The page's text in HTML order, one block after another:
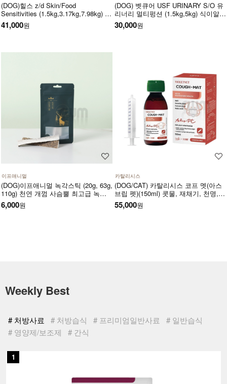
(DOG)힐스 z/d Skin/Food
Sensitivities (1.5kg,3.17kg,7.98kg) 식
이민감증 피부질환 위장관계-처방식,
처방사료
41,000원
(DOG) 벳큐어 USF URINARY S/O 유
리너리 멀티펑션 (1.5kg,5kg) 식이알러
지 결석관리 가수분해 면역건강 피부
관리 피모관리에 도움
30,000원
이프애니멀
(DOG)이프애니멀 녹각스틱 (20g, 63g,
110g) 천연 개껌 사슴뿔 최고급 녹각
덴탈껌 노니함유 덴탈 영양간식
6,000원
카탈리시스
(DOG/CAT) 카탈리시스 코프 멧(아스
브립 펫)(150ml) 콧물, 재채기, 천명,
호흡기도 건조, 기침 등 호흡기도 및
거담작용에 도움을 주고 호흡기 상태
55,000원
Weekly Best
# 처방사료 # 처방습식 # 프리미엄일반사료
# 일반습식
# 영양제/보조제
# 간식